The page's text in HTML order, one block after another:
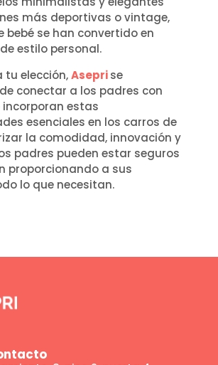
más deportivas o vintage,
bebé se han convertido en
estilo personal.
tu elección,Aseprise
conectar a los padres con
estas
esenciales en los carros de
la comodidad, innovación y
padres pueden estar seguros
proporcionando a sus
lo que necesitan.